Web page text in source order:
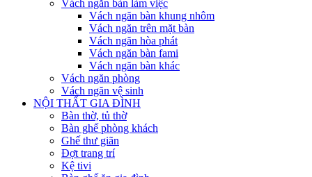
Vách ngăn bàn làm việc
Vách ngăn bàn khung nhôm
Vách ngăn trên mặt bàn
Vách ngăn hòa phát
Vách ngăn bàn fami
Vách ngăn bàn khác
Vách ngăn phòng
Vách ngăn vệ sinh
NỘI THẤT GIA ĐÌNH
Bàn thờ, tủ thờ
Bàn ghế phòng khách
Ghế thư giãn
Đợt trang trí
Kệ tivi